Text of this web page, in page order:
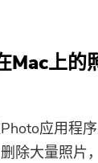
Mac上的
应用程序
除大量照片